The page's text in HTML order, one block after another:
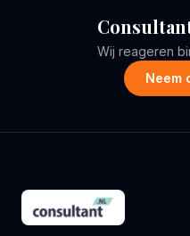
Wij reageren
Neem